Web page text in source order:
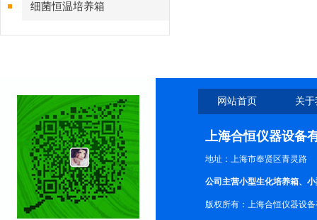
细菌恒温培养箱
网站首页 关
上海合恒仪器设备
地址：上海市奉贤区青灵路
公司主营小型生化培养箱、
版权所有：上海合恒仪器设